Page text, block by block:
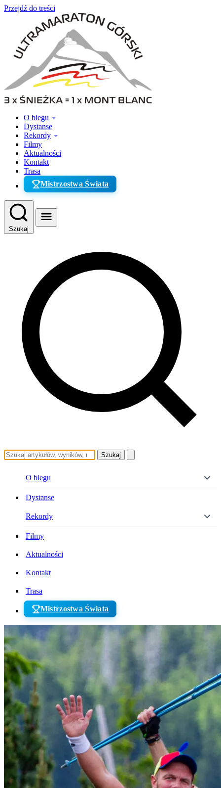
Przejdź do treści
O biegu
Dystanse
Rekordy
Filmy
Aktualności
Kontakt
Trasa
Mistrzostwa Świata
Szukaj
Szukaj
O biegu
Dystanse
Rekordy
Filmy
Aktualności
Kontakt
Trasa
Mistrzostwa Świata